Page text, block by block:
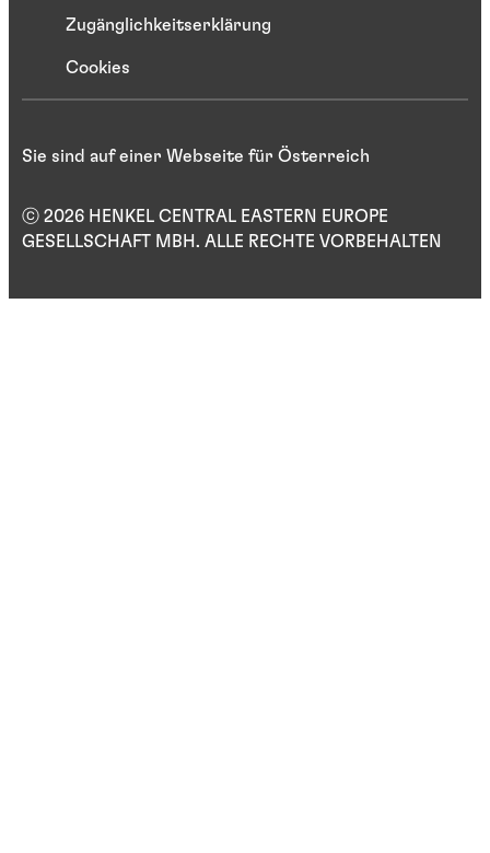
Zugänglichkeitserklärung
Cookies
ⓒ 2026 HENKEL CENTRAL EASTERN EUROPE
GESELLSCHAFT MBH. ALLE RECHTE VORBEHALTEN
Sie sind auf einer Webseite für Österreich